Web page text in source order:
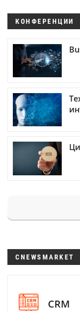
КОНФЕРЕНЦИИ
CNEWSMARKET
CRM